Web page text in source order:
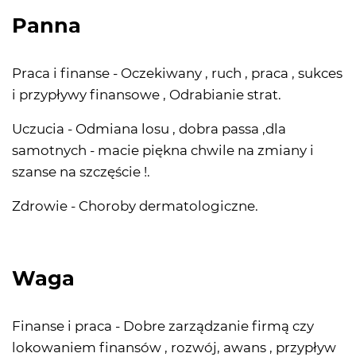
Panna
Praca i finanse - Oczekiwany , ruch , praca , sukces
i przypływy finansowe , Odrabianie strat.
Uczucia - Odmiana losu , dobra passa ,dla
samotnych - macie piękna chwile na zmiany i
szanse na szczęście !.
Zdrowie - Choroby dermatologiczne.
Waga
Finanse i praca - Dobre zarządzanie firmą czy
lokowaniem finansów , rozwój, awans , przypływ